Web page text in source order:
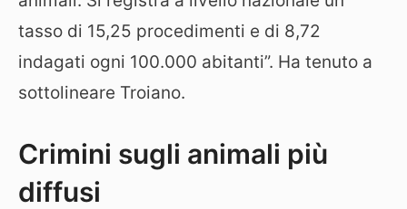
tasso di 15,25 procedimenti e di 8,72
indagati ogni 100.000 abitanti”. Ha tenuto a
sottolineare Troiano.
Crimini sugli animali più
diffusi